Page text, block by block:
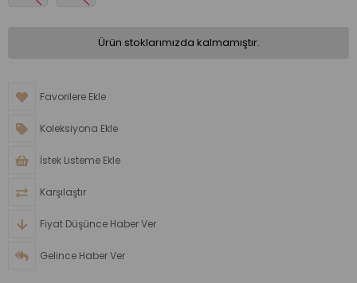
Ürün stoklarımızda kalmamıştır.
Favorilere Ekle
Koleksiyona Ekle
İstek Listeme Ekle
Karşılaştır
Fiyat Düşünce Haber Ver
Gelince Haber Ver